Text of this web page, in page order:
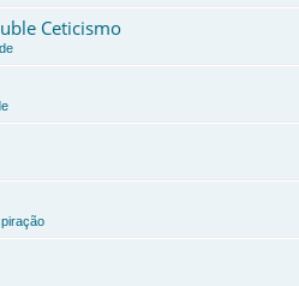
Ceticismo